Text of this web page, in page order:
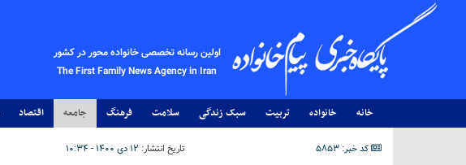
اولین رسانه تخصصی خانواده محور در کشور
The First Family News Agency in Iran
خانه خانواده تربیت سبک زندگی سلامت فرهنگ جامعه اقتصاد
کد خبر: 5853 تاریخ انتشار: ۱۲ دی ۱۴۰۰ - ۱۰:۳۴